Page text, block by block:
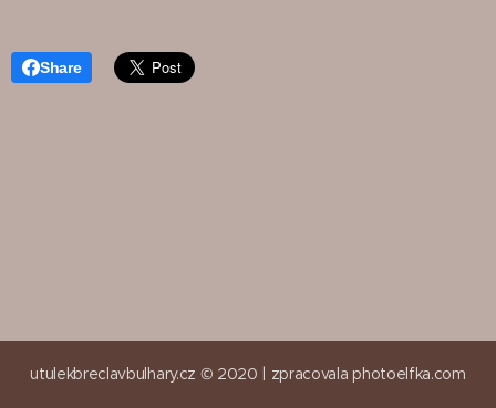
Share
utulekbreclavbulhary.cz © 2020 | zpracovala photoelfka.com